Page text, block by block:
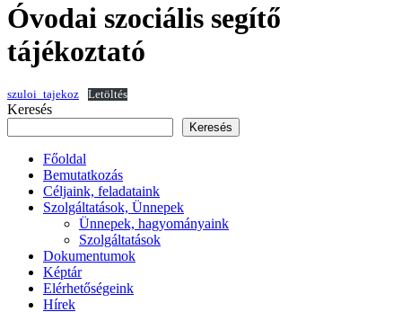
Óvodai szociális segítő
tájékoztató
szuloi_tajekoz Letöltés
Keresés
Keresés
Főoldal
Bemutatkozás
Céljaink, feladataink
Szolgáltatások, Ünnepek
Ünnepek, hagyományaink
Szolgáltatások
Dokumentumok
Képtár
Elérhetőségeink
Hírek